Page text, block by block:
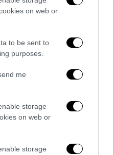
on web or
to be sent to
purposes.
me
storage
on web or
storage
Υψών» -
Ελορντί, αναμένεται
Φεβρουαρίου 2026